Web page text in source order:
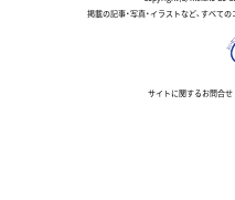
掲載の記事・写真・イラストなど、すべて
サイトに関するお問合せ